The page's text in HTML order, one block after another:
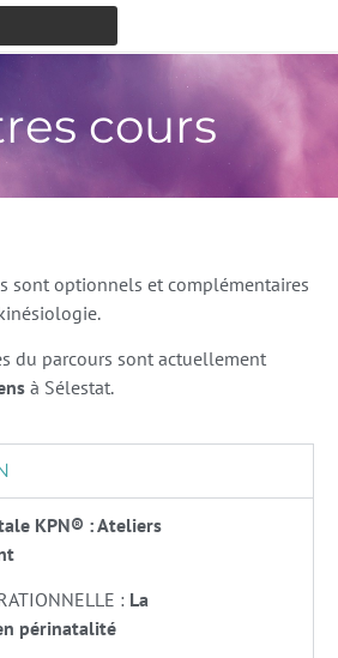
cours
sont optionnels et complémentaires
du parcours sont actuellement
à Sélestat.
KPN® : Ateliers
: La
périnatalité